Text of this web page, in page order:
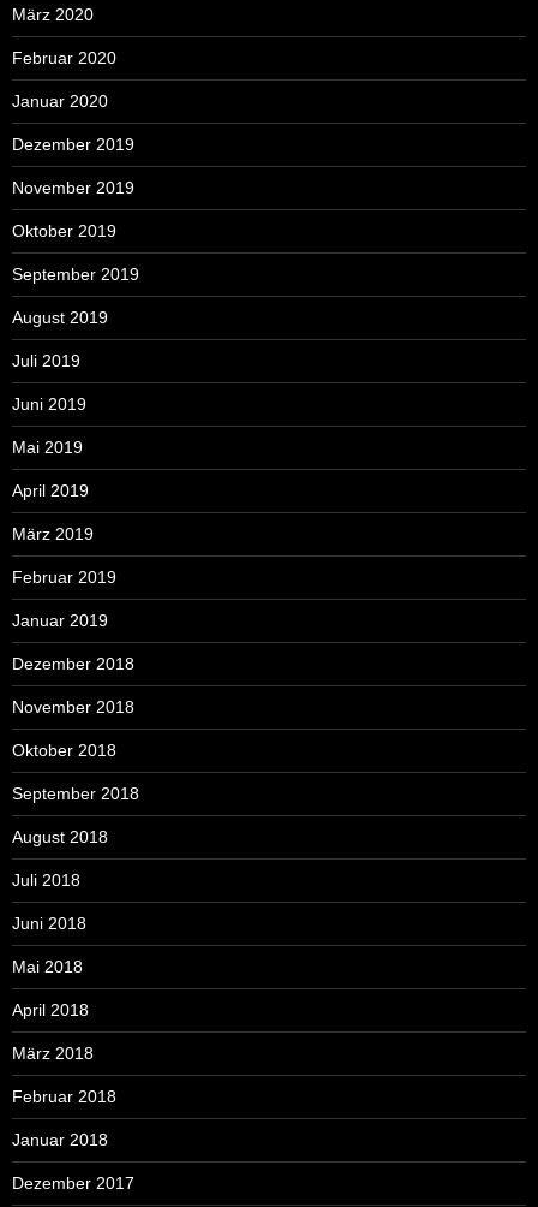
März 2020
Februar 2020
Januar 2020
Dezember 2019
November 2019
Oktober 2019
September 2019
August 2019
Juli 2019
Juni 2019
Mai 2019
April 2019
März 2019
Februar 2019
Januar 2019
Dezember 2018
November 2018
Oktober 2018
September 2018
August 2018
Juli 2018
Juni 2018
Mai 2018
April 2018
März 2018
Februar 2018
Januar 2018
Dezember 2017